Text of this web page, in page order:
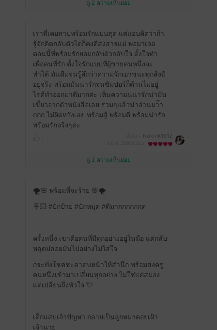
ดู 2 ความเห็นย่อย
เราที่เคยสาปพร้อมรักแบบสุด แต่แอบคิดว่าถ้า
รู้จักคิดกลับตัวไดก็คงดีสงสารแม่ พอมาเจอ
ตอนนี้ที่พร้อมรักยอมกลับตัวกลับใจ ตั้งใจทำ
เพื่อคนที่รัก ตั้งใจรักแบบที่ผู้ชายคนหนึ่งจะ
ทำได้ มันดีมจนรู้สึกว่าความรักเอาชนะทุกสิ่งมี
อยู่จริง พร้อมมันน่ารักจนซิมปอร์ก็ต้านไม่อยู่
ไรต์ทำออกมาดีมากค่ะ เห็นความนน่ารักน่ามัน
เขี้ยวจากตัวหนังสือเลย รวมๆแล้วน่าอ่านมา๊า
กกก ไม่ผิดหวังเลย พร้อมสู้ พร้อมดี พร้อมน่ารัก
พร้อมรักจริงๆค่ะ
Nuknik1812
ดู 1 ความเห็นย่อย
🌪️🌸 พร้อมที่จะร้าย 🌸🌪️
🪧💥 #ปักป้าย #ปักหมุด #ดีมากกกกกกด
ครั้งหนึ่ง เขาคือคนที่มีทุกอย่างอยู่ในมือ แต่กลับ
หลุดปล่อยมันไปอย่างไม่ใส่ใจ
กระทั่งโชคชะตาตบหน้าให้สำนึก พร้อมส่งครู
คนหนึ่งเข้ามาเปลี่ยนทุกอย่าง ไม่ใช่แค่สมอง…
แต่เปลี่ยนถึงหัวใจ 💘
เด็กแสบเจ้าปัญหา กลายเป็นลูกหมาคอยเฝ้า
เจ้านาย